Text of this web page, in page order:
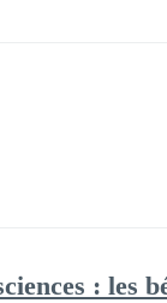
: les